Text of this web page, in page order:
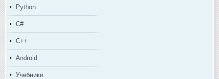
Python
C#
C++
Android
Учебники